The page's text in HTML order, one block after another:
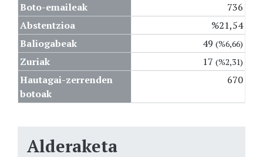
Boto-emaileak
736
Abstentzioa
%21,54
Baliogabeak
49 (%6,66)
Zuriak 17 (%2,31)
Hautagai-zerrenden
botoak
670
Alderaketa